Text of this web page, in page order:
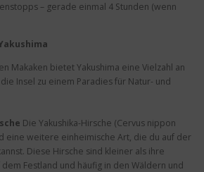
– gerade einmal 4 Stunden (wenn
Makaken bietet Yakushima eine Vielzahl an
Insel zu einem Paradies für Natur- und
Die Yakushika-Hirsche (Cervus nippon
eine weitere einheimische Art, die du auf der
Diese Hirsche sind kleiner als ihre
Festland und häufig in den Wäldern und